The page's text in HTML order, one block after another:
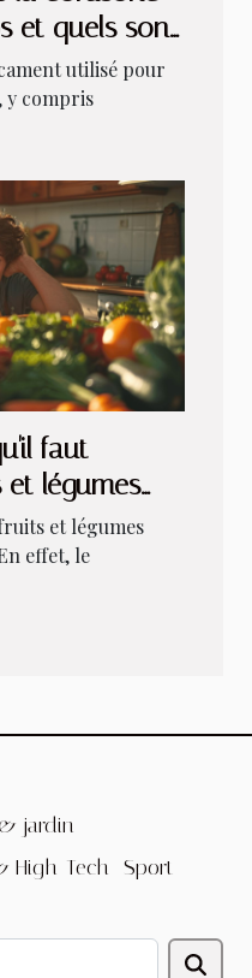
et quels sont
utilisé pour
y compris
faut
légumes
et légumes
effet, le
jardin
High-Tech Sport